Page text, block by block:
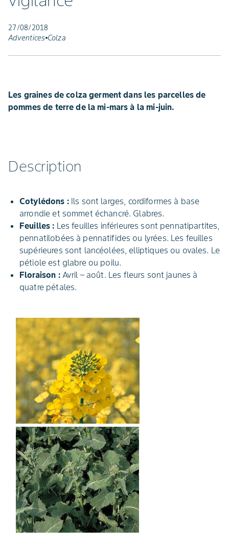
27/08/2018
Adventices Colza
Les graines de colza germent dans les parcelles de
pommes de terre de la mi-mars à la mi-juin.
Description
Cotylédons :Ils sont larges, cordiformes à base
arrondie et sommet échancré. Glabres.
Feuilles : Les feuilles inférieures sont pennatipartites,
pennatilobées à pennatifides ou lyrées. Les feuilles
supérieures sont lancéolées, elliptiques ou ovales. Le
pétiole est glabre ou poilu.
Floraison :Avril – août. Les fleurs sont jaunes à
quatre pétales.